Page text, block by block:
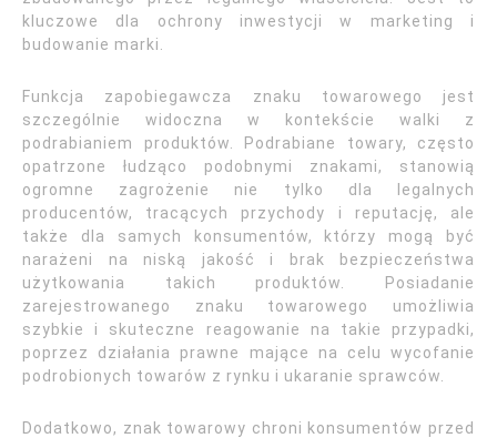
kluczowe dla ochrony inwestycji w marketing i
budowanie marki.
Funkcja zapobiegawcza znaku towarowego jest
szczególnie widoczna w kontekście walki z
podrabianiem produktów. Podrabiane towary, często
opatrzone łudząco podobnymi znakami, stanowią
ogromne zagrożenie nie tylko dla legalnych
producentów, tracących przychody i reputację, ale
także dla samych konsumentów, którzy mogą być
narażeni na niską jakość i brak bezpieczeństwa
użytkowania takich produktów. Posiadanie
zarejestrowanego znaku towarowego umożliwia
szybkie i skuteczne reagowanie na takie przypadki,
poprzez działania prawne mające na celu wycofanie
podrobionych towarów z rynku i ukaranie sprawców.
Dodatkowo, znak towarowy chroni konsumentów przed